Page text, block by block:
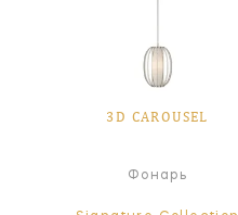
3D CAROUSEL
Фонарь